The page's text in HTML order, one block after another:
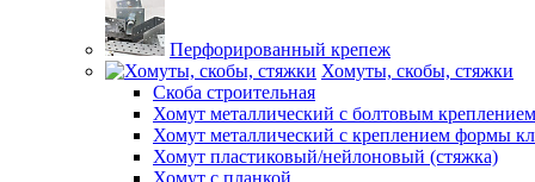
Перфорированный крепеж
Хомуты, скобы, стяжки
Скоба строительная
Хомут металлический с болтовым креплением
Хомут металлический с креплением формы
Хомут пластиковый/нейлоновый (стяжка)
Хомут с планкой